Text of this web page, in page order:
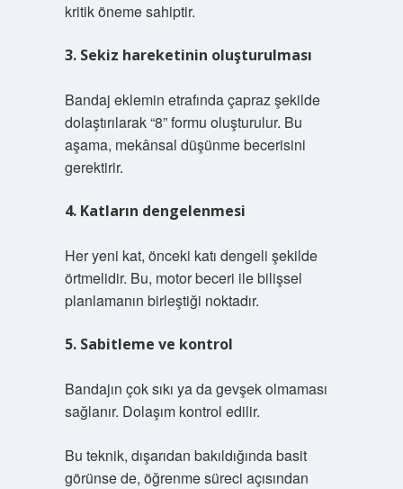
kritik öneme sahiptir.
3. Sekiz hareketinin oluşturulması
Bandaj eklemin etrafında çapraz şekilde
dolaştırılarak “8” formu oluşturulur. Bu
aşama, mekânsal düşünme becerisini
gerektirir.
4. Katların dengelenmesi
Her yeni kat, önceki katı dengeli şekilde
örtmelidir. Bu, motor beceri ile bilişsel
planlamanın birleştiği noktadır.
5. Sabitleme ve kontrol
Bandajın çok sıkı ya da gevşek olmaması
sağlanır. Dolaşım kontrol edilir.
Bu teknik, dışarıdan bakıldığında basit
görünse de, öğrenme süreci açısından